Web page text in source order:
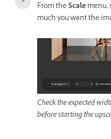
From theScalemenu,
much you want the
Check the expected
before starting the